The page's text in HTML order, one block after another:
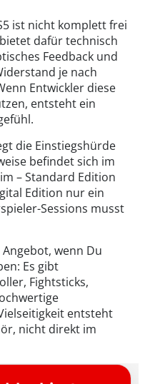
ist nicht komplett frei
dafür technisch
Feedback und
je nach
Entwickler diese
entsteht ein
die Einstiegshürde
befindet sich im
– Standard Edition
Edition nur ein
Sessions musst
wenn Du
Es gibt
Fightsticks,
entsteht
nicht direkt im